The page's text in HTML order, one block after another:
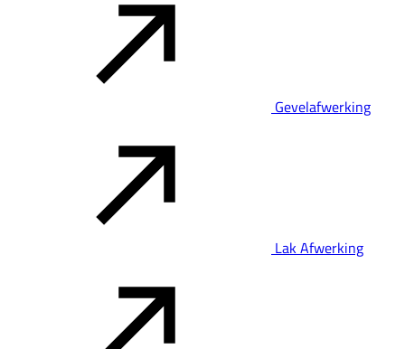
Gevelafwerking
Lak Afwerking